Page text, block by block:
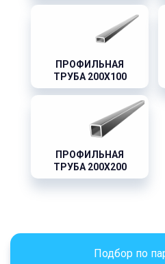
ПРОФИЛЬНАЯ
ТРУБА 200X100
ПРОФИЛЬНАЯ
ТРУБА 200X200
Подбор по